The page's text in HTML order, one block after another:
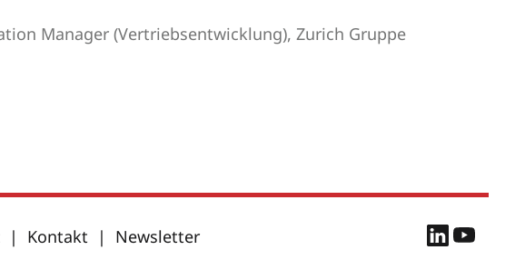
Manager (Vertriebsentwicklung), Zurich Gruppe
| Kontakt | Newsletter